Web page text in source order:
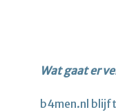
Wat gaat er
b4men.nl